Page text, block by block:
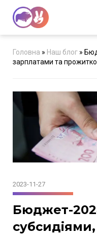
Головна » Наш блог »
зарплатами та
2023-11-27
Бюджет-